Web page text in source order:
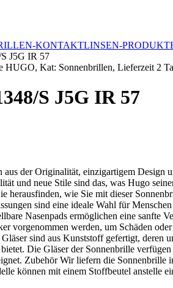
KONTAKTLINSEN-
J5G IR 57
S J5G IR 57
der Originalität, einzigartigem
und neue Stile sind das, was Hugo
wie Sie mit dieser
sind eine ideale Wahl für
Nasenpads ermöglichen eine
vorgenommen werden, um Schäden
sind aus Kunststoff gefertigt,
Die Gläser der Sonnenbrille
Zubehör Wir liefern die
können mit einem Stoffbeutel anstelle